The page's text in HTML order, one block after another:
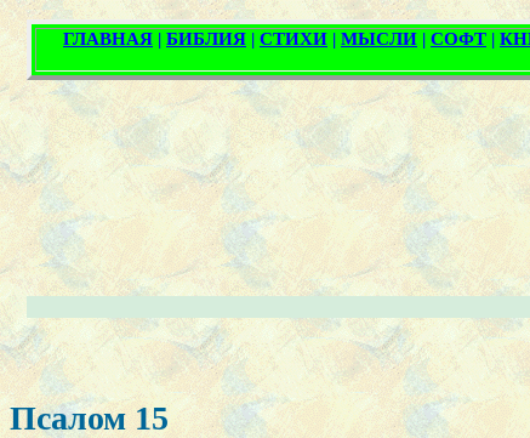
Псалом 15